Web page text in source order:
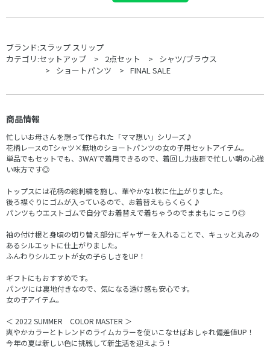
ブランド:スラップ スリップ
カテゴリ:セットアップ 2点セット
シャツ/ブラウス
ショートパンツ
FINAL SALE
商品情報
忙しいお母さんを想って作られた「ママ想い」シリーズ♪
花柄レースのTシャツ×無地のショートパンツの女の子用セットアイテム。
単品でもセットでも、3WAYで着用できるので、着回し力抜群で忙しい朝の心強
い味方です◎
トップスには花柄の総刺繍を施し、華やかな1枚に仕上がりました。
後ろ襟ぐりにゴムが入っているので、お着替えもらくらく♪
パンツもウエストゴムで自分でお着替えで着ちゃうのでままもにっこり◎
袖の付け根と身頃の切り替え部分にギャザーを入れることで、キュッと丸みの
あるシルエットに仕上がりました。
ふんわりシルエットが女の子らしさをUP！
ギフトにもおすすめです。
パンツには裏地付きなので、気になる透け感も安心です。
女の子アイテム。
＜ 2022 SUMMER COLOR MASTER ＞
爽やかカラーとトレンドのライムカラーを使いこなせばおしゃれ偏差値UP！
今年の夏は新しい色に挑戦して新生活を迎えよう！